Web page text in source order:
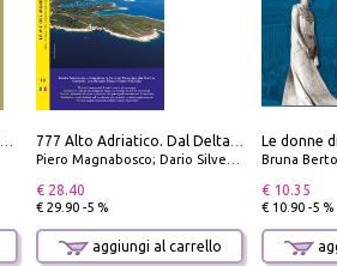
Piero Magnabosco; Dario Silvestro; Marco Sbrizzi
€ 28.40
€ 29.90 -5 %
aggiungi al carrello
Le donne
Bruna
€ 10.35
€ 10.90 -5 %